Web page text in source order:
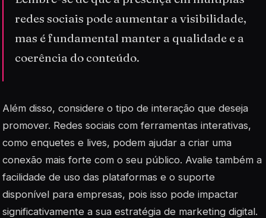
redes sociais pode aumentar a visibilidade,
mas é fundamental manter a qualidade e a
coerência do conteúdo.
Além disso, considere o tipo de interação que deseja
promover. Redes sociais comferramentas interativas,
como enquetes e lives, podem ajudar a criar uma
conexão mais forte com o seu público. Avalie também a
facilidade de uso das plataformas e o suporte
disponível para empresas, pois isso pode impactar
significativamente a sua estratégia de marketing digital.